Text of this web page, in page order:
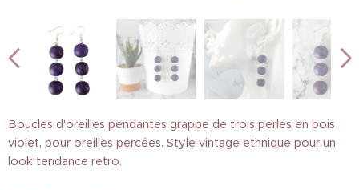
Boucles d'oreilles pendantes grappe de trois perles en bois
violet, pour oreilles percées. Style vintage ethnique pour un
look tendance retro.